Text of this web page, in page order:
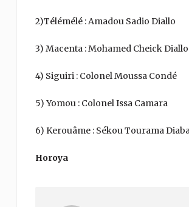
2)Télémélé : Amadou Sadio Diallo
3) Macenta : Mohamed Cheick Diallo
4) Siguiri : Colonel Moussa Condé
5) Yomou : Colonel Issa Camara
6) Kerouâme : Sékou Tourama
Horoya